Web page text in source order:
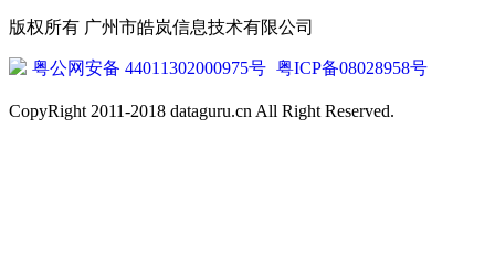
版权所有 广州市皓岚信息技术有限公司
粤公网安备 44011302000975号 粤ICP备08028958号
CopyRight 2011-2018 dataguru.cn All Right Reserved.